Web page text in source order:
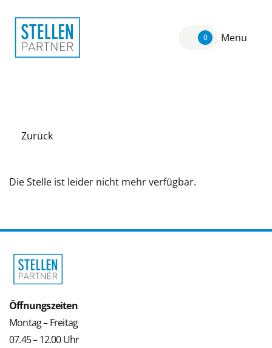
0 Menu
Zurück
Die Stelle ist leider nicht mehr verfügbar.
Öffnungszeiten
Montag – Freitag
07.45 – 12.00 Uhr